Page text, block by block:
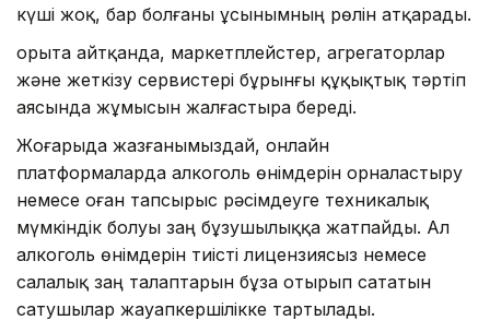
күші жоқ, бар болғаны ұсынымның рөлін атқарады.
Қорыта айтқанда, маркетплейстер, агрегаторлар
және жеткізу сервистері бұрынғы құқықтық тәртіп
аясында жұмысын жалғастыра береді.
Жоғарыда жазғанымыздай, онлайн
платформаларда алкоголь өнімдерін орналастыру
немесе оған тапсырыс рәсімдеуге техникалық
мүмкіндік болуы заң бұзушылыққа жатпайды. Ал
алкоголь өнімдерін тиісті лицензиясыз немесе
салалық заң талаптарын бұза отырып сататын
сатушылар жауапкершілікке тартылады.